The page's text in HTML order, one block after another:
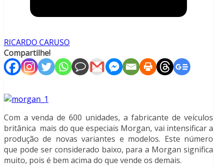
RICARDO CARUSO
Compartilhe!
Com a venda de 600 unidades, a fabricante de veículos
britânica mais do que especiais Morgan, vai intensificar a
produção de novas variantes e modelos. Este número
que pode ser considerado baixo, para a Morgan significa
muito, pois é bem acima do que vende os demais.